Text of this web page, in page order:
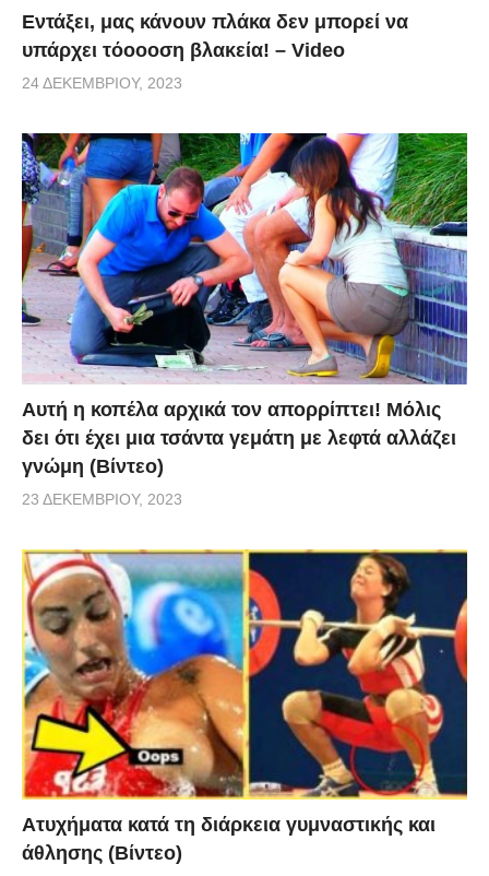
Εντάξει, μας κάνουν πλάκα δεν μπορεί να
υπάρχει τόοοοση βλακεία! – Video
24 ΔΕΚΕΜΒΡΊΟΥ, 2023
Αυτή η κοπέλα αρχικά τον απορρίπτει! Μόλις
δει ότι έχει μια τσάντα γεμάτη με λεφτά αλλάζει
γνώμη (Βίντεο)
23 ΔΕΚΕΜΒΡΊΟΥ, 2023
Aτυχήματα κατά τη διάρκεια γυμναστικής και
άθλησης (Βίντεο)